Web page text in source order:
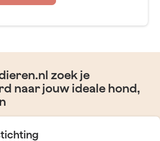
zoek je
naar jouw ideale hond,